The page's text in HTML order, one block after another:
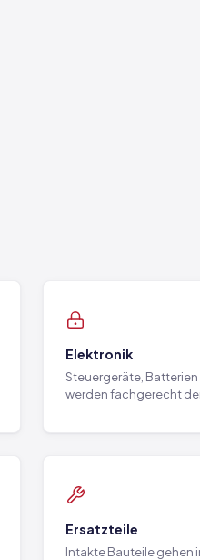
Elektronik
Steuergeräte,
werden fachgerecht
Ersatzteile
Intakte Bauteile gehen